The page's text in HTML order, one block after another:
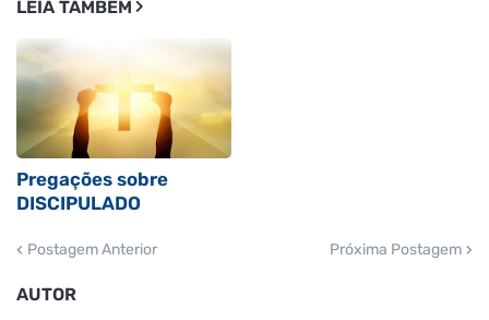
LEIA TAMBÉM
Pregações sobre
DISCIPULADO
Postagem Anterior Próxima Postagem
AUTOR